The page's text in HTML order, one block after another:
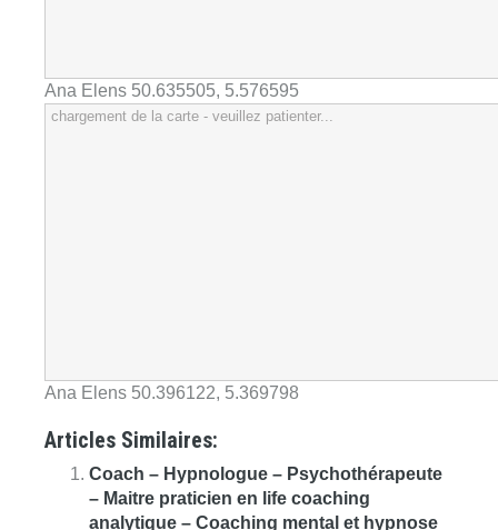
Ana Elens 50.635505, 5.576595
chargement de la carte - veuillez patienter...
Ana Elens 50.396122, 5.369798
Articles Similaires:
Coach – Hypnologue – Psychothérapeute
– Maitre praticien en life coaching
analytique – Coaching mental et hypnose